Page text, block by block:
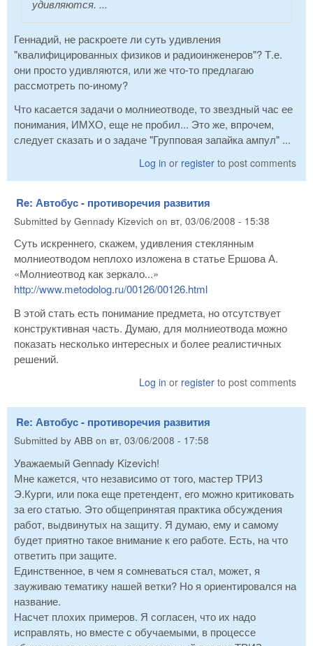
удивляются. ...
Геннадий, не раскроете ли суть удивления
"квалифицированных физиков и радиоинженеров"? Т.е.
они просто удивляются, или же что-то предлагаю
рассмотреть по-иному?
Что касается задачи о молниеотводе, то звездный час ее
понимания, ИМХО, еще не пробил... Это же, впрочем,
следует сказать и о задаче "Групповая запайка ампул" ...
Log in or register to post comments
Re: Автобус - противоречия развития
Submitted by Gennady Kizevich on вт, 03/06/2008 - 15:38
Суть искреннего, скажем, удивления стеклянным
молниеотводом неплохо изложена в статье Ершова А.
«Молниеотвод как зеркало...»
http://www.metodolog.ru/00126/00126.html
В этой стать есть понимание предмета, но отсутствует
конструктивная часть. Думаю, для молниеотвода можно
показать несколько интересных и более реалистичных
решений.
Log in or register to post comments
Re: Автобус - противоречия развития
Submitted by ABB on вт, 03/06/2008 - 17:58
Уважаемый Gennady Kizevich!
Мне кажется, что независимо от того, мастер ТРИЗ
Э.Курги, или пока еще претендент, его можно критиковать
за его статью. Это общепринятая практика обсуждения
работ, выдвинутых на защиту. Я думаю, ему и самому
будет приятно такое внимание к его работе. Есть, на что
ответить при защите.
Единственное, в чем я сомневаться стал, может, я
зауживаю тематику нашей ветки? Но я ориентировался на
название.
Насчет плохих примеров. Я согласен, что их надо
исправлять, но вместе с обучаемыми, в процессе